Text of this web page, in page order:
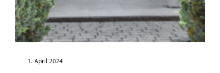
1. April 2024
Tür des Monats August 2023